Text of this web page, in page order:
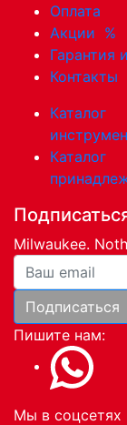
Оплата
Акции %
Гарантия
Контакты
Каталог
Каталог
Milwaukee.
Ваша почта
Подписаться
Пишите нам:
Мы в соцсетях